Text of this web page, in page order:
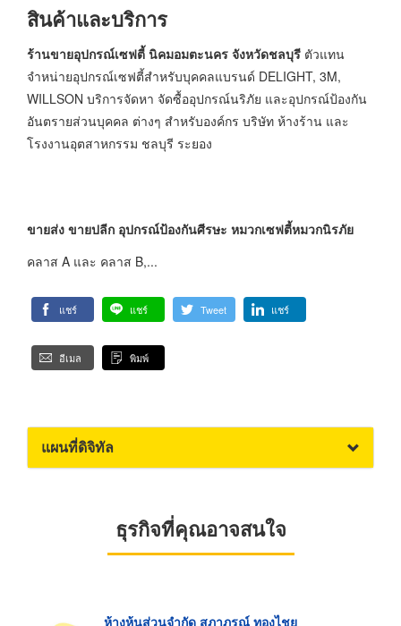
สินค้าและบริการ
ร้านขายอุปกรณ์เซฟตี้ นิคมอมตะนคร จังหวัดชลบุรี ตัวแทน
จำหน่ายอุปกรณ์เซฟตี้สำหรับบุคคลแบรนด์ DELIGHT, 3M,
WILLSON บริการจัดหา จัดซื้ออุปกรณ์นริภัย และอุปกรณ์ป้องกัน
อันตรายส่วนบุคคล ต่างๆ สำหรับองค์กร บริษัท ห้างร้าน และ
โรงงานอุตสาหกรรม ชลบุรี ระยอง
ขายส่ง ขายปลีก อุปกรณ์ป้องกันศีรษะ หมวกเซฟตี้หมวกนิรภัย
คลาส A และ คลาส B,...
แชร์ แชร์ Tweet แชร์
อีเมล พิมพ์
แผนที่ดิจิทัล
ธุรกิจที่คุณอาจสนใจ
ห้างหุ้นส่วนจำกัด สุภาภรณ์ ทองไชย